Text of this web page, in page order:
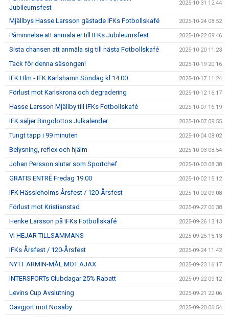
Jubileumsfest
2025-10-31 12:44
Mjällbys Hasse Larsson gästade IFKs Fotbollskafé 2025-10-24 08:52
Påminnelse att anmäla er till IFKs Jubileumsfest 2025-10-22 09:46
Sista chansen att anmäla sig till nästa Fotbollskafé 2025-10-20 11:23
Tack för denna säsongen! 2025-10-19 20:16
IFK Hlm - IFK Karlshamn Söndag kl 14.00 2025-10-17 11:24
Förlust mot Karlskrona och degradering 2025-10-12 16:17
Hasse Larsson Mjällby till IFKs Fotbollskafé 2025-10-07 16:19
IFK säljer Bingolottos Julkalender 2025-10-07 09:55
Tungt tapp i 99 minuten 2025-10-04 08:02
Belysning, reflex och hjälm 2025-10-03 08:54
Johan Persson slutar som Sportchef 2025-10-03 08:38
GRATIS ENTRÉ Fredag 19.00 2025-10-02 15:12
IFK Hässleholms Årsfest / 120-Årsfest 2025-10-02 09:08
Förlust mot Kristianstad 2025-09-27 06:38
Henke Larsson på IFKs Fotbollskafé 2025-09-26 13:13
VI HEJAR TILLSAMMANS 2025-09-25 15:13
IFKs Årsfest / 120-Årsfest 2025-09-24 11:42
NYTT ARMIN-MÅL MOT AJAX 2025-09-23 16:17
INTERSPORTs Clubdagar 25% Rabatt 2025-09-22 09:12
Levins Cup Avslutning 2025-09-21 22:06
Oavgjort mot Nosaby 2025-09-20 06:54